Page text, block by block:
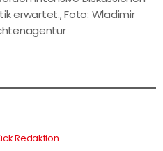
erwartet., Foto: Wladimir
Redaktion